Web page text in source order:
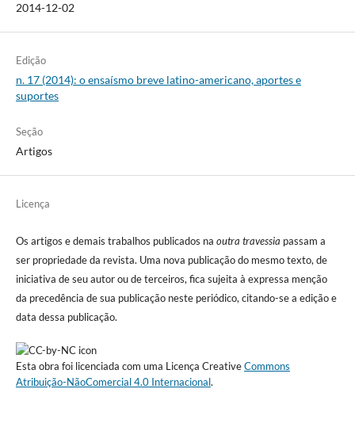
2014-12-02
Edição
n. 17 (2014): o ensaísmo breve latino-americano, aportes e
suportes
Seção
Artigos
Licença
Os artigos e demais trabalhos publicados na outra travessia passam a
ser propriedade da revista. Uma nova publicação do mesmo texto, de
iniciativa de seu autor ou de terceiros, fica sujeita à expressa menção
da precedência de sua publicação neste periódico, citando-se a edição e
data dessa publicação.
Esta obra foi licenciada com uma Licença CreativeCommons
Atribuição-NãoComercial 4.0 Internacional.